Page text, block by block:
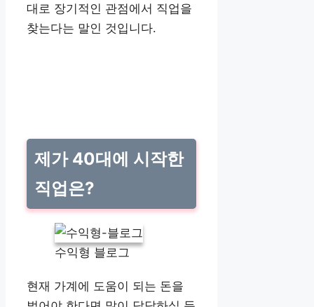
대로 장기적인 관점에서 직업을
찾는다는 말인 것입니다.
제가 40대에 시작한
직업은?
수익형 블로그
현재 가계에 도움이 되는 돈을